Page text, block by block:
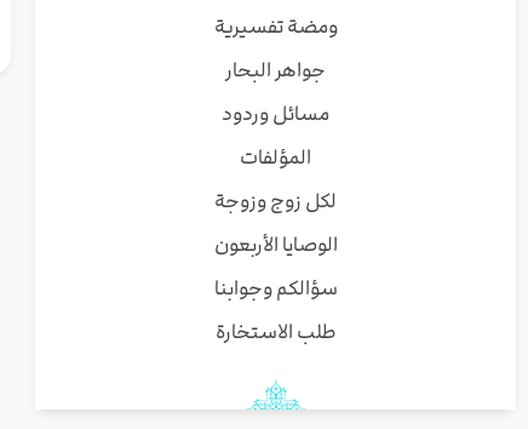
ومضة تفسيرية
جواهر البحار
مسائل وردود
المؤلفات
لكل زوج وزوجة
الوصايا الأربعون
سؤالكم وجوابنا
طلب الاستخارة